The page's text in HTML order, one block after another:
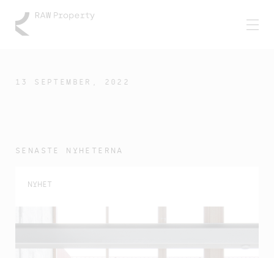
13 SEPTEMBER, 2022
SENASTE NYHETERNA
NYHET